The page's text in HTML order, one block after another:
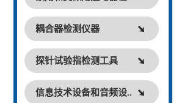
耦合器检测仪器
探针试验指检测工具
信息技术设备和音频设..